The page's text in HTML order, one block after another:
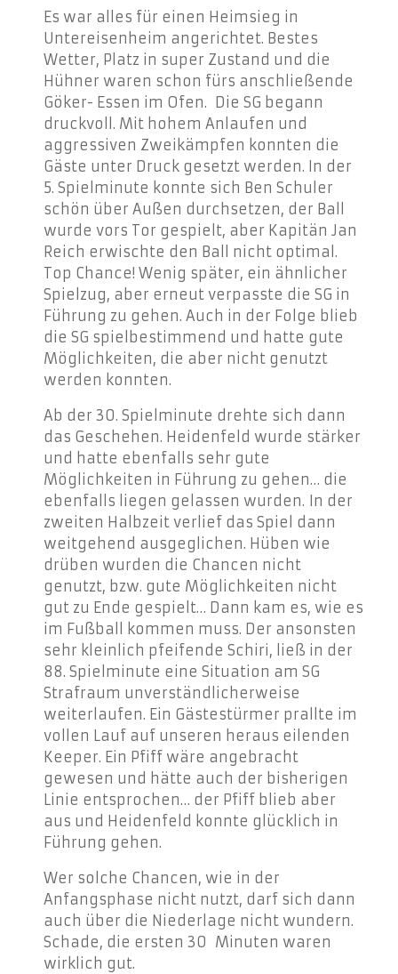
Es war alles für einen Heimsieg in
Untereisenheim angerichtet. Bestes
Wetter, Platz in super Zustand und die
Hühner waren schon fürs anschließende
Göker- Essen im Ofen. Die SG begann
druckvoll. Mit hohem Anlaufen und
aggressiven Zweikämpfen konnten die
Gäste unter Druck gesetzt werden. In der
5. Spielminute konnte sich Ben Schuler
schön über Außen durchsetzen, der Ball
wurde vors Tor gespielt, aber Kapitän Jan
Reich erwischte den Ball nicht optimal.
Top Chance! Wenig später, ein ähnlicher
Spielzug, aber erneut verpasste die SG in
Führung zu gehen. Auch in der Folge blieb
die SG spielbestimmend und hatte gute
Möglichkeiten, die aber nicht genutzt
werden konnten.
Ab der 30. Spielminute drehte sich dann
das Geschehen. Heidenfeld wurde stärker
und hatte ebenfalls sehr gute
Möglichkeiten in Führung zu gehen… die
ebenfalls liegen gelassen wurden. In der
zweiten Halbzeit verlief das Spiel dann
weitgehend ausgeglichen. Hüben wie
drüben wurden die Chancen nicht
genutzt, bzw. gute Möglichkeiten nicht
gut zu Ende gespielt… Dann kam es, wie es
im Fußball kommen muss. Der ansonsten
sehr kleinlich pfeifende Schiri, ließ in der
88. Spielminute eine Situation am SG
Strafraum unverständlicherweise
weiterlaufen. Ein Gästestürmer prallte im
vollen Lauf auf unseren heraus eilenden
Keeper. Ein Pfiff wäre angebracht
gewesen und hätte auch der bisherigen
Linie entsprochen… der Pfiff blieb aber
aus und Heidenfeld konnte glücklich in
Führung gehen.
Wer solche Chancen, wie in der
Anfangsphase nicht nutzt, darf sich dann
auch über die Niederlage nicht wundern.
Schade, die ersten 30 Minuten waren
wirklich gut.